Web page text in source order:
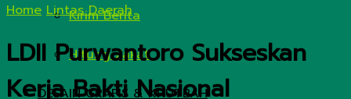
Kirim Berita
Hitung Zakat
DESAIN GRAFIS & KHUTBAH
Home Lintas Daerah
LDII Purwantoro Sukseskan
Kerja Bakti Nasional